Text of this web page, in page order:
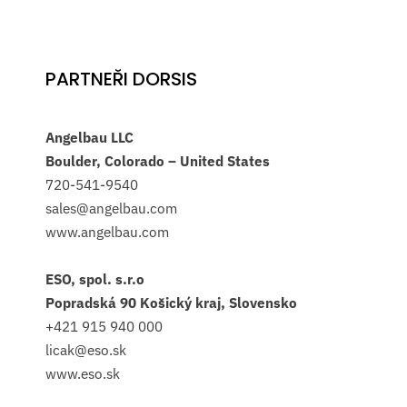
PARTNEŘI DORSIS
Angelbau LLC
Boulder, Colorado – United States
720-541-9540
sales@angelbau.com
www.angelbau.com
ESO, spol. s.r.o
Popradská 90 Košický kraj, Slovensko
+421 915 940 000
licak@eso.sk
www.eso.sk